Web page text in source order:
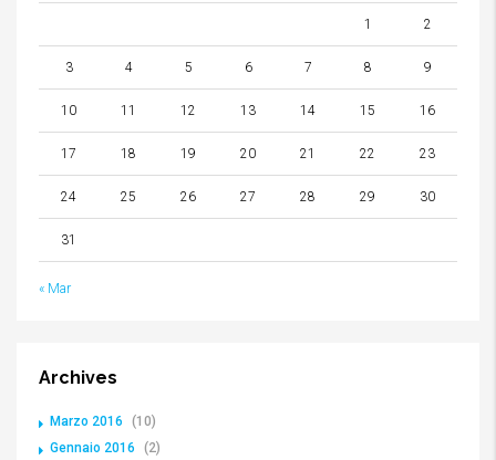
1 2
3 4 5 6 7 8 9
10 11 12 13 14 15 16
17 18 19 20 21 22 23
24 25 26 27 28 29 30
31
« Mar
Archives
Marzo 2016
(10)
Gennaio 2016
(2)